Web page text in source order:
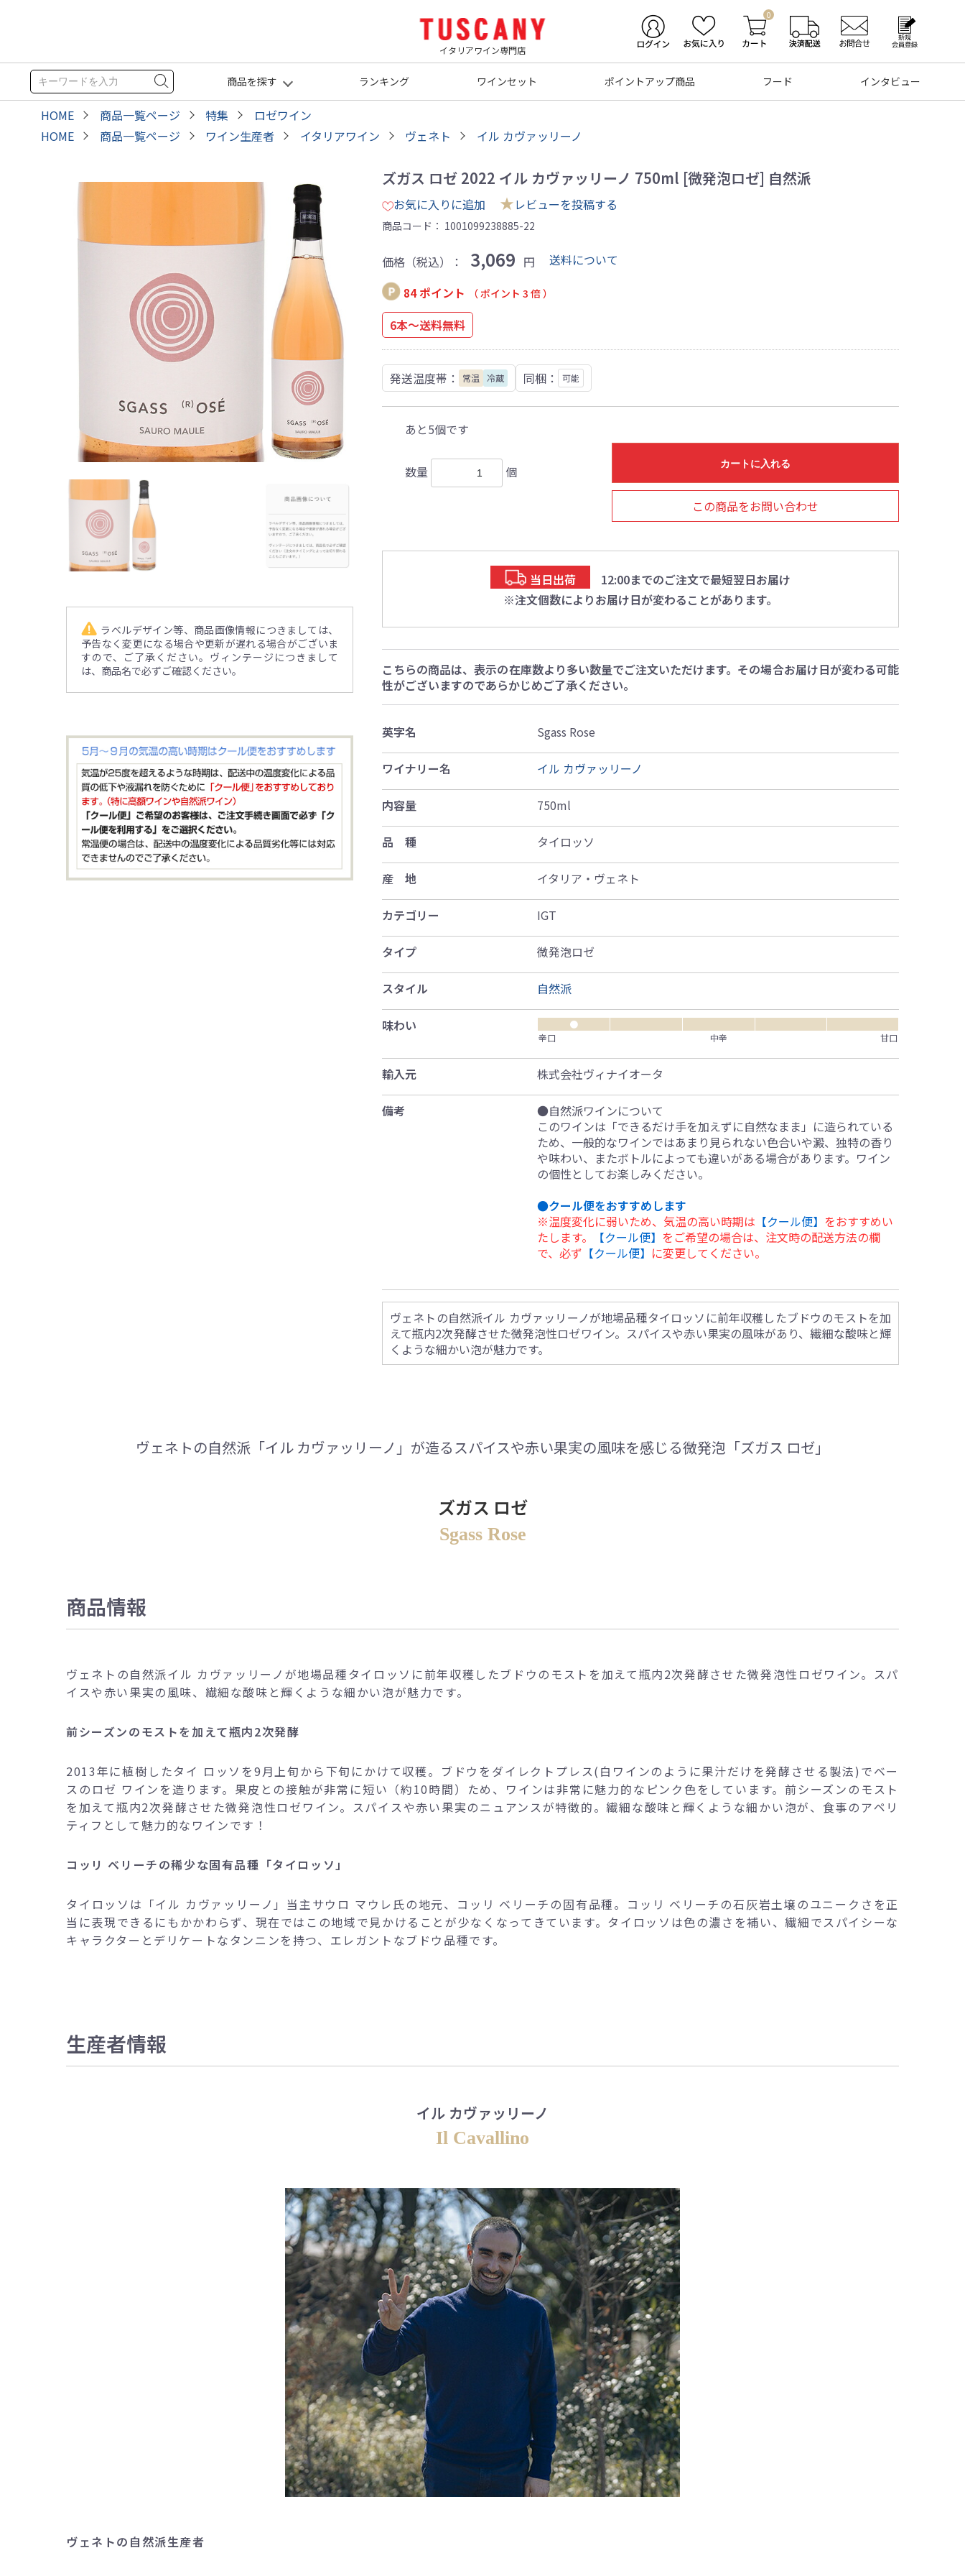
イタリアワイン専門店
0
商品を探す ランキング ワインセット ポイントアップ商品 フード インタビュー
HOME 商品一覧ページ 特集
ロゼワイン
HOME
商品一覧ページ ワイン生産者 イタリアワイン ヴェネト イル カヴァッリーノ
ラベルデザイン等、商品画像情報につきましては、
予告なく変更になる場合や更新が遅れる場合がございま
すので、ご了承ください。ヴィンテージにつきまして
は、商品名で必ずご確認ください。
ズガス ロゼ 2022 イル カヴァッリーノ 750ml [微発泡ロゼ] 自然派
お気に入りに追加 ★レビューを投稿する
商品コード： 1001099238885-22
価格（税込）： 3,069 円
送料について
84 ポイント
（ ポイント 3 倍 ）
6本～送料無料
発送温度帯： 常温 冷蔵 同梱： 可能
あと5個です
数量 個 カートに入れる
この商品をお問い合わせ
当日出荷
12:00までのご注文で最短翌日お届け
※注文個数によりお届け日が変わることがあります。
こちらの商品は、表示の在庫数より多い数量でご注文いただけます。その場合お届け日が変わる可能
性がございますのであらかじめご了承ください。
英字名 Sgass Rose
ワイナリー名 イル カヴァッリーノ
内容量 750ml
品 種 タイロッソ
産 地 イタリア・ヴェネト
カテゴリー IGT
タイプ 微発泡ロゼ
スタイル 自然派
味わい
●
辛口
中辛 甘口
輸入元 株式会社ヴィナイオータ
備考
●自然派ワインについて
このワインは「できるだけ手を加えずに自然なまま」に造られている
ため、一般的なワインではあまり見られない色合いや澱、独特の香り
や味わい、またボトルによっても違いがある場合があります。ワイン
の個性としてお楽しみください。
●クール便をおすすめします
※温度変化に弱いため、気温の高い時期は 【クール便】 をおすすめい
たします。
【クール便】 をご希望の場合は、注文時の配送方法の欄
で、必ず 【クール便】 に変更してください。
ヴェネトの自然派イル カヴァッリーノが地場品種タイロッソに前年収穫したブドウのモストを加
えて瓶内2次発酵させた微発泡性ロゼワイン。スパイスや赤い果実の風味があり、繊細な酸味と輝
くような細かい泡が魅力です。
ヴェネトの自然派「イル カヴァッリーノ」が造るスパイスや赤い果実の風味を感じる微発泡「ズガス ロゼ」
ズガス ロゼ
Sgass Rose
商品情報
ヴェネトの自然派イル カヴァッリーノが地場品種タイロッソに前年収穫したブドウのモストを加えて瓶内2次発酵させた微発泡性ロゼワイン。スパ
イスや赤い果実の風味、繊細な酸味と輝くような細かい泡が魅力です。
前シーズンのモストを加えて瓶内2次発酵
2013年に植樹したタイ ロッソを9月上旬から下旬にかけて収穫。ブドウをダイレクトプレス(白ワインのように果汁だけを発酵させる製法)でベー
スのロゼ ワインを造ります。果皮との接触が非常に短い（約10時間）ため、ワインは非常に魅力的なピンク色をしています。前シーズンのモスト
を加えて瓶内2次発酵させた微発泡性ロゼワイン。スパイスや赤い果実のニュアンスが特徴的。繊細な酸味と輝くような細かい泡が、食事のアペリ
ティフとして魅力的なワインです！
コッリ ベリーチの稀少な固有品種「タイロッソ」
タイロッソは「イル カヴァッリーノ」当主サウロ マウレ氏の地元、コッリ ベリーチの固有品種。コッリ ベリーチの石灰岩土壌のユニークさを正
当に表現できるにもかかわらず、現在ではこの地域で見かけることが少なくなってきています。タイロッソは色の濃さを補い、繊細でスパイシーな
キャラクターとデリケートなタンニンを持つ、エレガントなブドウ品種です。
生産者情報
イル カヴァッリーノ
Il Cavallino
ヴェネトの自然派生産者